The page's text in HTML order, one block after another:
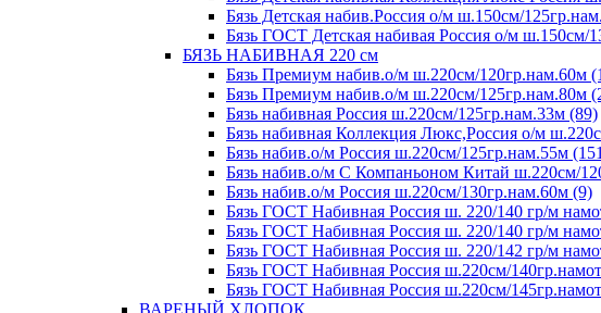
Бязь Детская набив.Россия о/м ш.150см/
Бязь ГОСТ Детская набивая Россия о/м ш.150см/
БЯЗЬ НАБИВНАЯ 220 см
Бязь Премиум набив.о/м ш.220см/120гр.нам.60м
Бязь Премиум набив.о/м ш.220см/125гр.нам.80м
Бязь набивная Россия ш.220см/125гр.нам.33м (89)
Бязь набивная Коллекция Люкс,Россия о/м
Бязь набив.о/м Россия ш.220см/125гр.нам.55м
Бязь набив.о/м С Компаньоном Китай ш.220см/
Бязь набив.о/м Россия ш.220см/130гр.нам.60м (9)
Бязь ГОСТ Набивная Россия ш. 220/140 гр/м
Бязь ГОСТ Набивная Россия ш. 220/140 гр/м
Бязь ГОСТ Набивная Россия ш. 220/142 гр/м
Бязь ГОСТ Набивная Россия ш.220см/
Бязь ГОСТ Набивная Россия ш.220см/
ВАРЕНЫЙ ХЛОПОК